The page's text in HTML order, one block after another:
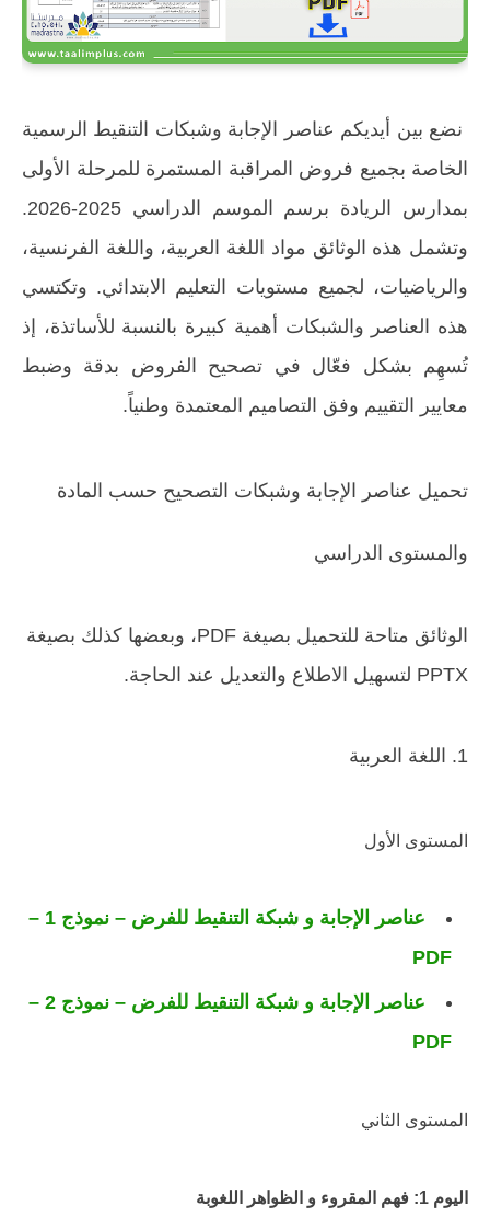
نضع بين أيديكم عناصر الإجابة وشبكات التنقيط الرسمية
الخاصة بجميع فروض المراقبة المستمرة للمرحلة الأولى
بمدارس الريادة برسم الموسم الدراسي 2025-2026.
وتشمل هذه الوثائق مواد اللغة العربية، واللغة الفرنسية،
والرياضيات، لجميع مستويات التعليم الابتدائي. وتكتسي
هذه العناصر والشبكات أهمية كبيرة بالنسبة للأساتذة، إذ
تُسهِم بشكل فعّال في تصحيح الفروض بدقة وضبط
معايير التقييم وفق التصاميم المعتمدة وطنياً.
تحميل عناصر الإجابة وشبكات التصحيح حسب المادة
والمستوى الدراسي
الوثائق متاحة للتحميل بصيغة PDF، وبعضها كذلك بصيغة
PPTX لتسهيل الاطلاع والتعديل عند الحاجة.
1. اللغة العربية
المستوى الأول
عناصر الإجابة و شبكة التنقيط للفرض – نموذج 1 –
PDF
عناصر الإجابة و شبكة التنقيط للفرض – نموذج 2 –
PDF
المستوى الثاني
اليوم 1: فهم المقروء و الظواهر اللغوبة